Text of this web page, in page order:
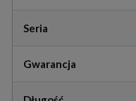
Seria
Gwarancja